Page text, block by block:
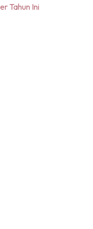
Tahun Ini